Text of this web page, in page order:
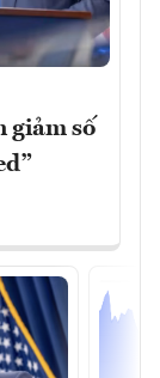
giảm số